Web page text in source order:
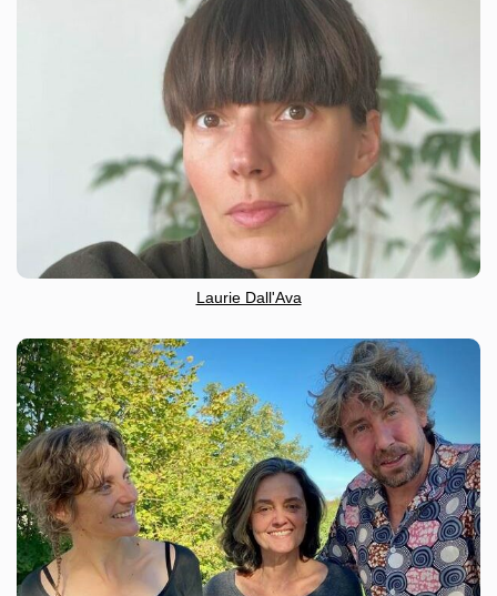
Laurie Dall'Ava